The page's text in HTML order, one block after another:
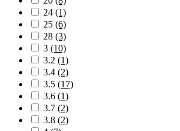
24 (1)
25 (6)
28 (3)
3 (10)
3.2 (1)
3.4 (2)
3.5 (17)
3.6 (1)
3.7 (2)
3.8 (2)